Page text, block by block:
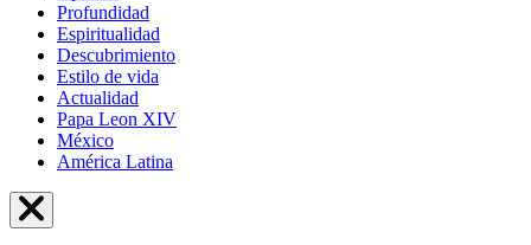
Profundidad
Espiritualidad
Descubrimiento
Estilo de vida
Actualidad
Papa Leon XIV
México
América Latina